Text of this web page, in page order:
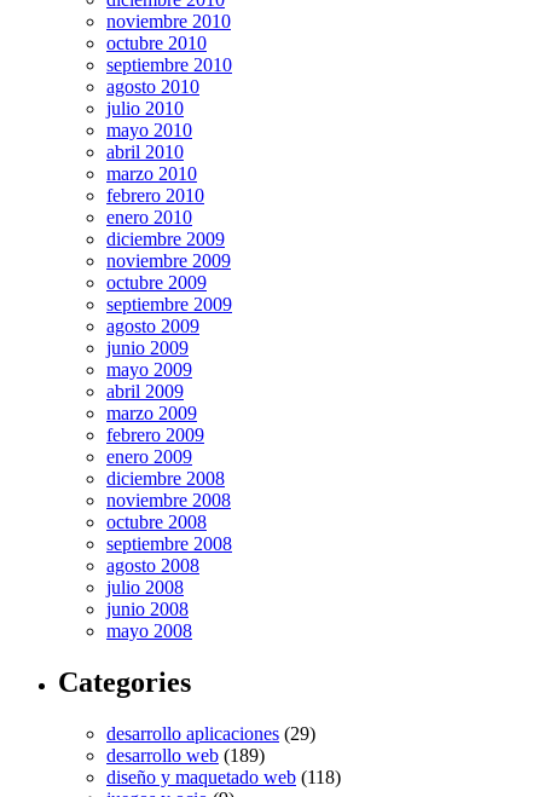
noviembre 2010
octubre 2010
septiembre 2010
agosto 2010
julio 2010
mayo 2010
abril 2010
marzo 2010
febrero 2010
enero 2010
diciembre 2009
noviembre 2009
octubre 2009
septiembre 2009
agosto 2009
junio 2009
mayo 2009
abril 2009
marzo 2009
febrero 2009
enero 2009
diciembre 2008
noviembre 2008
octubre 2008
septiembre 2008
agosto 2008
julio 2008
junio 2008
mayo 2008
Categories
desarrollo aplicaciones (29)
desarrollo web (189)
diseño y maquetado web (118)